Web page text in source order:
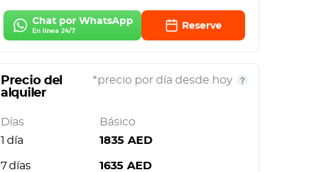
Chat por WhatsApp
En línea 24/7
Reserve
Precio del
alquiler
*precio por día desde hoy
Días
Básico
1 día
1835 AED
7 días 1635 AED